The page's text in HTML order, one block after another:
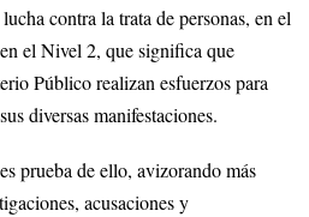
contra la trata de personas, en el
el Nivel 2, que significa que
Público realizan esfuerzos para
diversas manifestaciones.
prueba de ello, avizorando más
acusaciones y